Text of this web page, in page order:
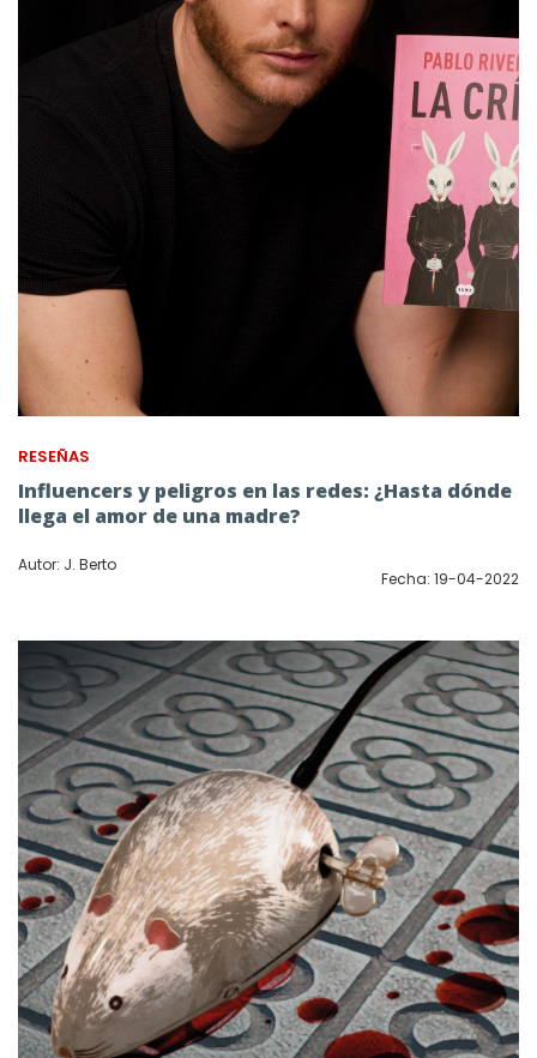
RESEÑAS
Influencers y peligros en las redes: ¿Hasta dónde
llega el amor de una madre?
Autor: J. Berto
Fecha: 19-04-2022